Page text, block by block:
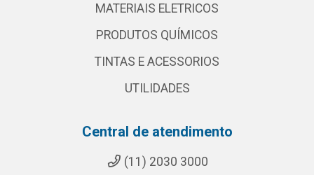
MATERIAIS ELETRICOS
PRODUTOS QUÍMICOS
TINTAS E ACESSORIOS
UTILIDADES
Central de atendimento
(11) 2030 3000